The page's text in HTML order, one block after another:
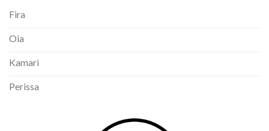
Fira
Oia
Kamari
Perissa